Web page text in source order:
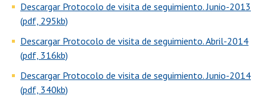
Descargar Protocolo de visita de seguimiento. Junio-2013
(pdf, 295kb)
Descargar Protocolo de visita de seguimiento. Abril-2014
(pdf, 316kb)
Descargar Protocolo de visita de seguimiento. Junio-2014
(pdf, 340kb)